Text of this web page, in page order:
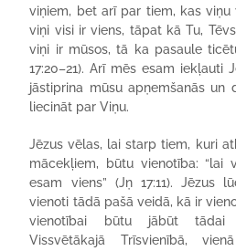
viņiem, bet arī par tiem, kas
viņi visi ir viens, tāpat kā Tu,
viņi ir mūsos, tā ka pasaule
17:20–21). Arī mēs esam iekļauti
jāstiprina mūsu apņemšanās un
liecināt par Viņu.
Jēzus vēlas, lai starp tiem, kuri
mācekļiem, būtu vienotība: “lai
esam viens” (Jņ 17:11). Jēzus
vienoti tādā pašā veidā, kā ir
vienotībai būtu jābūt tādai
Vissvētākajā Trīsvienībā,